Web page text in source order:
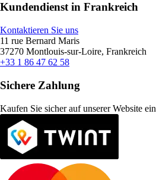
Kundendienst in Frankreich
Kontaktieren Sie uns
11 rue Bernard Maris
37270 Montlouis-sur-Loire, Frankreich
+33 1 86 47 62 58
Sichere Zahlung
Kaufen Sie sicher auf unserer Website ein